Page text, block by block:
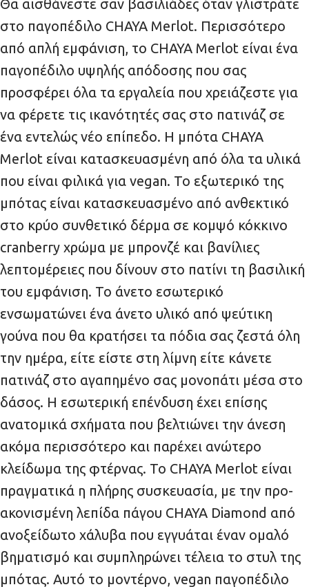
Θα αισθάνεστε σαν βασιλιάδες όταν γλιστράτε
στο παγοπέδιλο CHAYA Merlot. Περισσότερο
από απλή εμφάνιση, το CHAYA Merlot είναι ένα
παγοπέδιλο υψηλής απόδοσης που σας
προσφέρει όλα τα εργαλεία που χρειάζεστε για
να φέρετε τις ικανότητές σας στο πατινάζ σε
ένα εντελώς νέο επίπεδο. Η μπότα CHAYA
Merlot είναι κατασκευασμένη από όλα τα υλικά
που είναι φιλικά για vegan. Το εξωτερικό της
μπότας είναι κατασκευασμένο από ανθεκτικό
στο κρύο συνθετικό δέρμα σε κομψό κόκκινο
cranberry χρώμα με μπρονζέ και βανίλιες
λεπτομέρειες που δίνουν στο πατίνι τη βασιλική
του εμφάνιση. Το άνετο εσωτερικό
ενσωματώνει ένα άνετο υλικό από ψεύτικη
γούνα που θα κρατήσει τα πόδια σας ζεστά όλη
την ημέρα, είτε είστε στη λίμνη είτε κάνετε
πατινάζ στο αγαπημένο σας μονοπάτι μέσα στο
δάσος. Η εσωτερική επένδυση έχει επίσης
ανατομικά σχήματα που βελτιώνει την άνεση
ακόμα περισσότερο και παρέχει ανώτερο
κλείδωμα της φτέρνας. Το CHAYA Merlot είναι
πραγματικά η πλήρης συσκευασία, με την προ-
ακονισμένη λεπίδα πάγου CHAYA Diamond από
ανοξείδωτο χάλυβα που εγγυάται έναν ομαλό
βηματισμό και συμπληρώνει τέλεια το στυλ της
μπότας. Αυτό το μοντέρνο, vegan παγοπέδιλο